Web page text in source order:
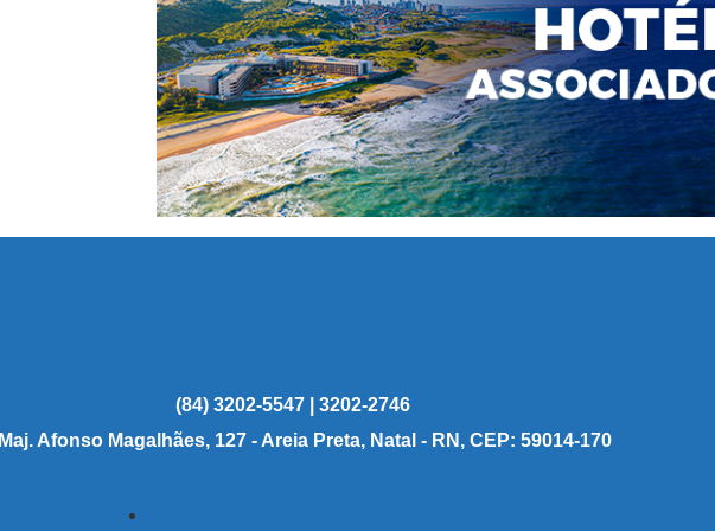
(84) 3202-5547 | 3202-2746
Afonso Magalhães, 127 - Areia Preta, Natal - RN, CEP: 59014-170